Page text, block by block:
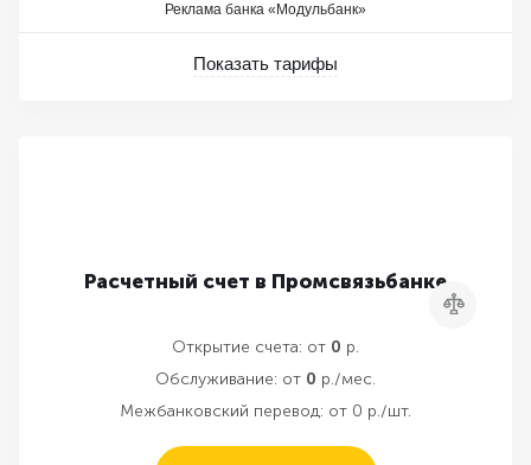
Реклама банка «Модульбанк»
Показать тарифы
Расчетный счет в Промсвязьбанке
Сравнить
Открытие счета: от 0 р.
Обслуживание: от 0 р./мес.
Межбанковский перевод: от 0 р./шт.